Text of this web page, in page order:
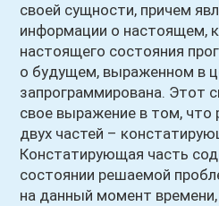
своей сущности, причем
информации о настоящем,
настоящего состояния
о будущем, выраженном в
запрограммирована. Этот
свое выражение в том, что
двух частей –
Констатирующая часть
состоянии решаемой
на данный момент